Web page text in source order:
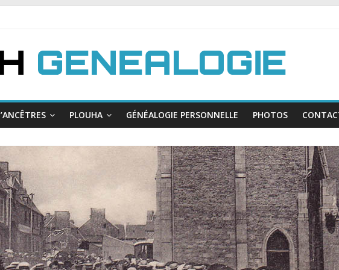
PLOUHA GÉNÉALOGIE PERSONNELLE PHOTOS